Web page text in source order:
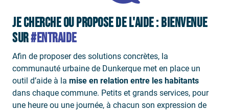
JE CHERCHE OU PROPOSE DE L'AIDE : BIENVENUE
SUR#ENTRAIDE
Afin de proposer des solutions concrètes, la
communauté urbaine de Dunkerque met en place un
outil d’aide à la mise en relation entre les habitants
dans chaque commune. Petits et grands services, pour
une heure ou une journée, à chacun son expression de